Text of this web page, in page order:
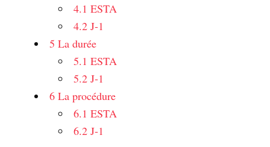
4.1 ESTA
4.2 J-1
5 La durée
5.1 ESTA
5.2 J-1
6 La procédure
6.1 ESTA
6.2 J-1